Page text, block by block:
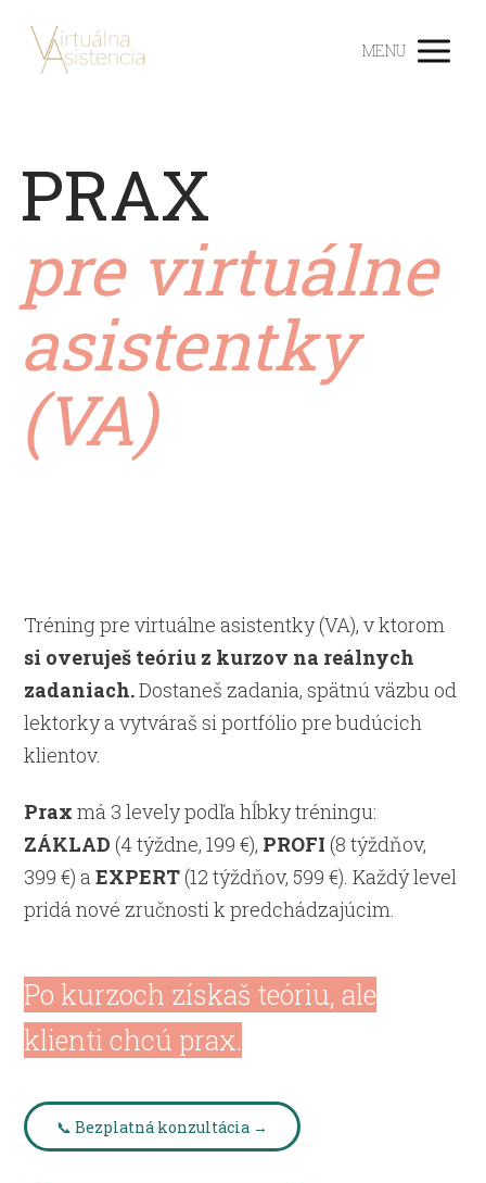
MENU
PRAX
pre virtuálne
asistentky
(VA)
Tréning pre virtuálne asistentky (VA), v ktorom
si overuješ teóriu z kurzov na reálnych
zadaniach.Dostaneš zadania, spätnú väzbu od
lektorky a vytváraš si portfólio pre budúcich
klientov.
Prax má 3 levely podľa hĺbky tréningu:
ZÁKLAD (4 týždne, 199 €), PROFI (8 týždňov,
399 €) aEXPERT (12 týždňov, 599 €). Každý level
pridá nové zručnosti k predchádzajúcim.
Po kurzoch získaš teóriu, ale
klienti chcú prax.
📞 Bezplatná konzultácia →